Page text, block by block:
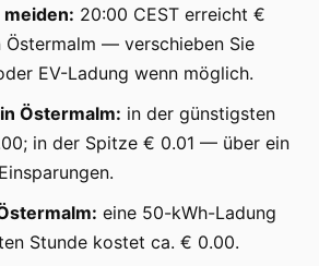
20:00 CEST erreicht €
Östermalm — verschieben Sie
EV-Ladung wenn möglich.
Östermalm: in der günstigsten
in der Spitze € 0.01 — über ein
eine 50-kWh-Ladung
Stunde kostet ca. € 0.00.